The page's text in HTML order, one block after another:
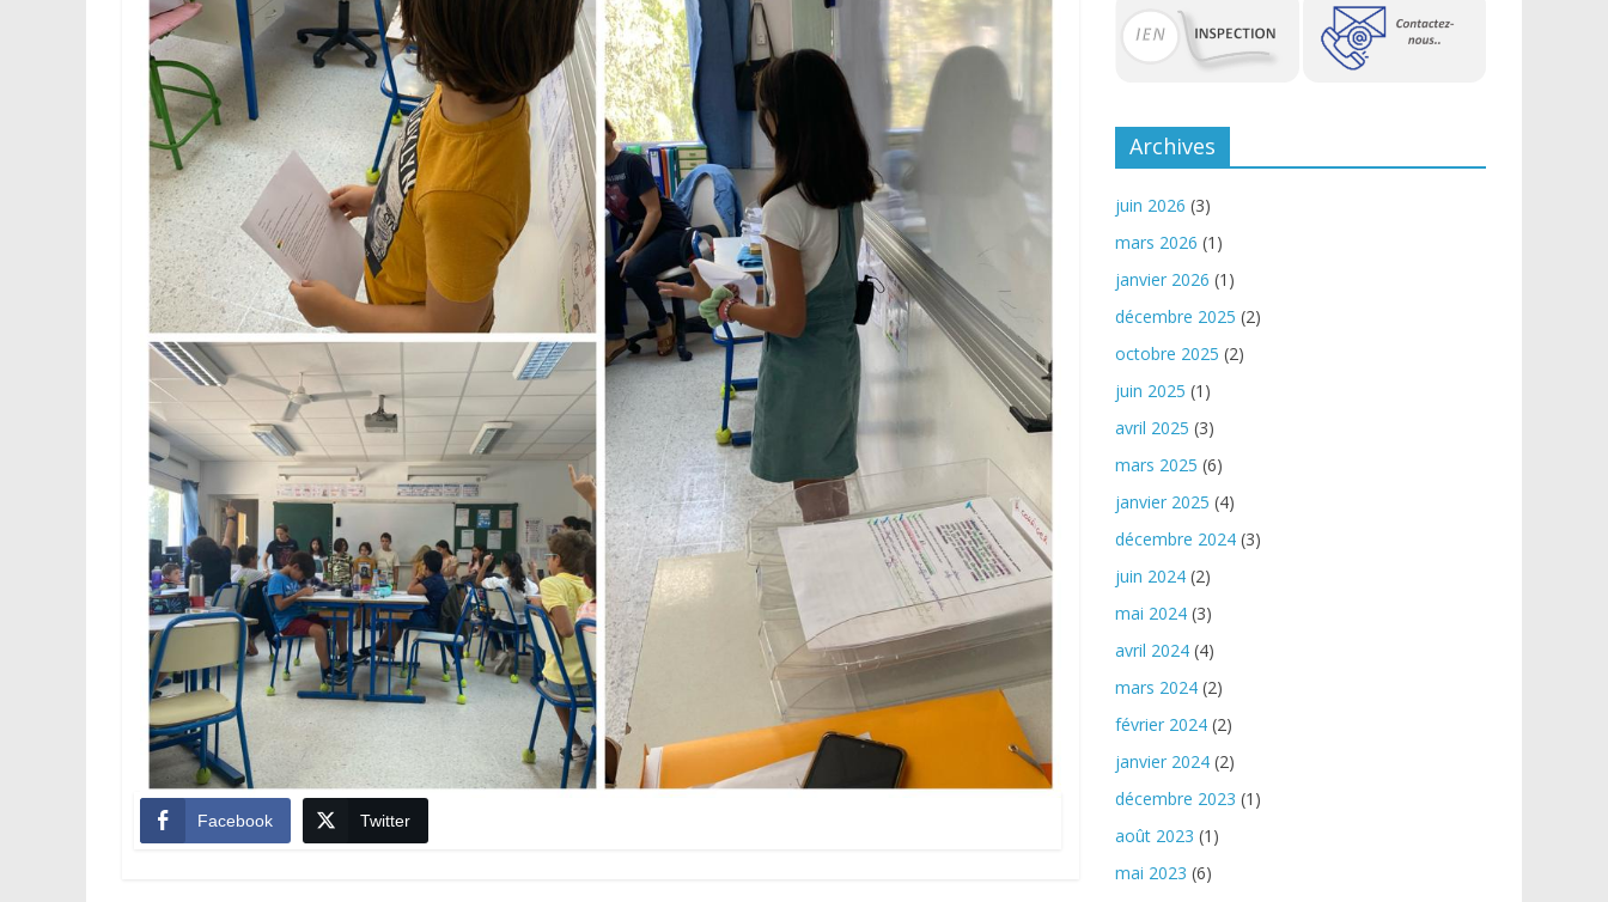
Facebook Twitter
Archives
juin 2026 (3)
mars 2026 (1)
janvier 2026 (1)
décembre 2025 (2)
octobre 2025 (2)
juin 2025 (1)
avril 2025 (3)
mars 2025 (6)
janvier 2025 (4)
décembre 2024 (3)
juin 2024 (2)
mai 2024 (3)
avril 2024 (4)
mars 2024 (2)
février 2024 (2)
janvier 2024 (2)
décembre 2023 (1)
août 2023 (1)
mai 2023 (6)